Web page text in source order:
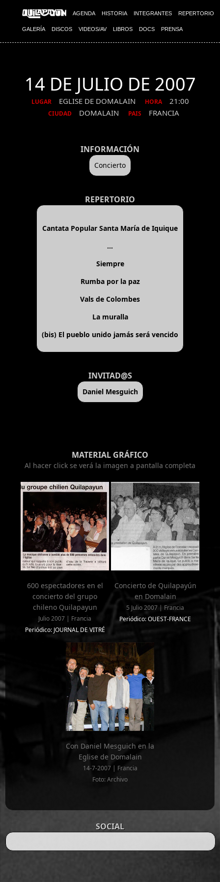
AGENDA HISTORIA INTEGRANTES REPERTORIO
GALERÍA DISCOS VIDEOS/AV LIBROS DOCS PRENSA
14 DE JULIO DE 2007
LUGAR EGLISE DE DOMALAIN HORA 21:00
CIUDAD DOMALAIN PAIS FRANCIA
INFORMACIÓN
Concierto
REPERTORIO
Cantata Popular Santa María de Iquique
...
Siempre
Rumba por la paz
Vals de Colombes
La muralla
(bis) El pueblo unido jamás será vencido
INVITAD@S
Daniel Mesguich
MATERIAL GRÁFICO
Al hacer click se verá la imagen a pantalla completa
600 espectadores en el
concierto del grupo
chileno Quilapayun
Julio 2007 | Francia
Periódico: JOURNAL DE VITRÉ
Concierto de Quilapayún
en Domalain
5 Julio 2007 | Francia
Periódico: OUEST-FRANCE
Con Daniel Mesguich en la
Eglise de Domalain
14-7-2007 | Francia
Foto: Archivo
SOCIAL